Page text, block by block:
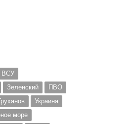
ВСУ
Зеленский
ПВО
Украина
море